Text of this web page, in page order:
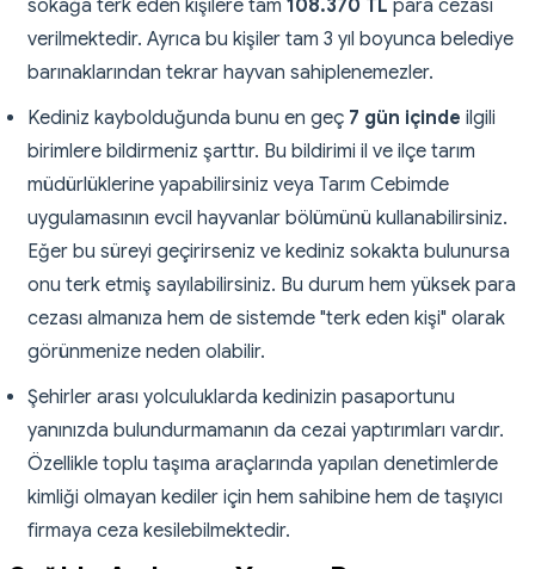
sokağa terk eden kişilere tam 108.370 TL para cezası
verilmektedir. Ayrıca bu kişiler tam 3 yıl boyunca belediye
barınaklarından tekrar hayvan sahiplenemezler.
Kediniz kaybolduğunda bunu en geç 7 gün içinde ilgili
birimlere bildirmeniz şarttır. Bu bildirimi il ve ilçe tarım
müdürlüklerine yapabilirsiniz veya Tarım Cebimde
uygulamasının evcil hayvanlar bölümünü kullanabilirsiniz.
Eğer bu süreyi geçirirseniz ve kediniz sokakta bulunursa
onu terk etmiş sayılabilirsiniz. Bu durum hem yüksek para
cezası almanıza hem de sistemde "terk eden kişi" olarak
görünmenize neden olabilir.
Şehirler arası yolculuklarda kedinizin pasaportunu
yanınızda bulundurmamanın da cezai yaptırımları vardır.
Özellikle toplu taşıma araçlarında yapılan denetimlerde
kimliği olmayan kediler için hem sahibine hem de taşıyıcı
firmaya ceza kesilebilmektedir.